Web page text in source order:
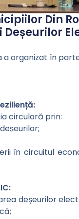
Din
Deșeurilor
a organizat în
circulară prin:
în circuitul
deșeurilor